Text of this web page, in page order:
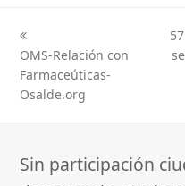
previous
post:
OMS-Relación con
Farmaceúticas-
Osalde.org
next
Sin participación